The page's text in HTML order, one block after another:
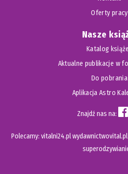
Oferty pracy
Nasze
Katalog
Aktualne publikacje w
Do pobrania
Aplikacja Astro
Znajdź nas na:
Polecamy: vitalni24.plwydawnictwovital.pl